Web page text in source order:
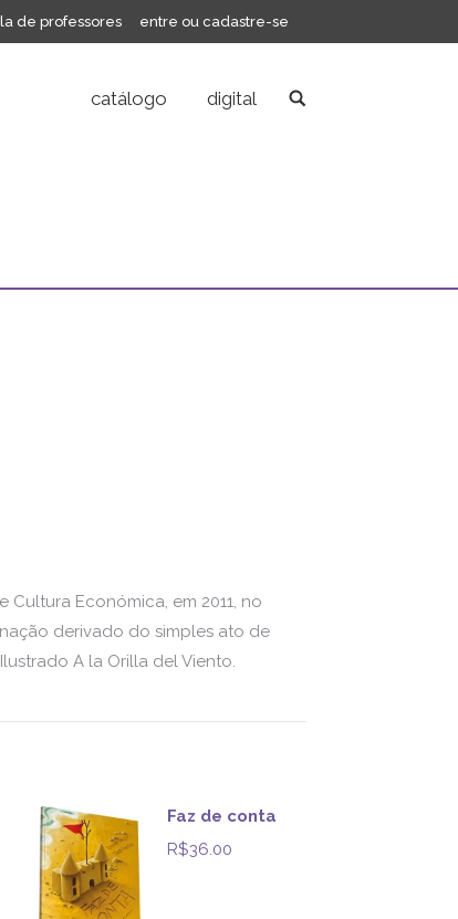
de professores entre ou cadastre-se
catálogo digital Search:
Cultura Económica, em 2011, no
derivado do simples ato de
A la Orilla del Viento.
Faz de conta
R$36.00